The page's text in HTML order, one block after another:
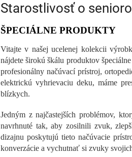
Starostlivosť o
ŠPECIÁLNE PRODUKTY
Vitajte v našej ucelenej kolekcii
nájdete širokú škálu produktov
profesionálny načúvací prístroj,
elektrickú vyhrievaciu deku, máme
blízkych.
Jedným z najčastejších problémov,
navrhnuté tak, aby zosilnili zvuk,
dizajnu poskytujú tieto načúvacie
konverzácie a vychutnať si zvuky